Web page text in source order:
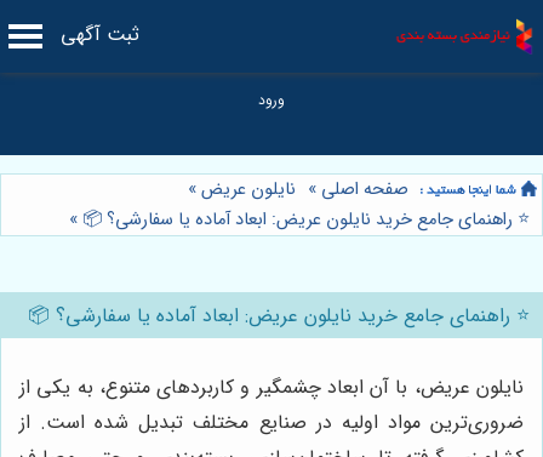
ثبت آگهی
صفحه اصلی » نایلون عریض»
⭐️ راهنمای جامع خرید نایلون عریض: ابعاد آماده یا سفارشی؟ 📦 »
⭐️ راهنمای جامع خرید نایلون عریض: ابعاد آماده یا سفارشی؟ 📦
نایلون عریض، با آن ابعاد چشمگیر و کاربردهای متنوع، به یکی از
ضروری‌ترین مواد اولیه در صنایع مختلف تبدیل شده است. از